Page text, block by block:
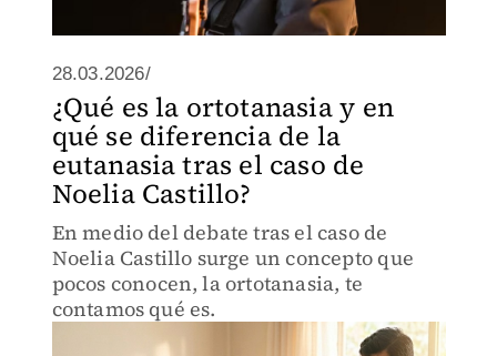
28.03.2026/
¿Qué es la ortotanasia y en
qué se diferencia de la
eutanasia tras el caso de
Noelia Castillo?
En medio del debate tras el caso de
Noelia Castillo surge un concepto que
pocos conocen, la ortotanasia, te
contamos qué es.